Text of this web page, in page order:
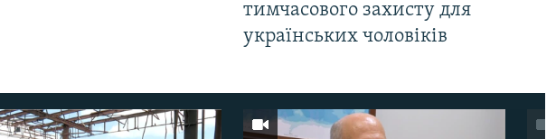
тимчасового захисту для
українських чоловіків